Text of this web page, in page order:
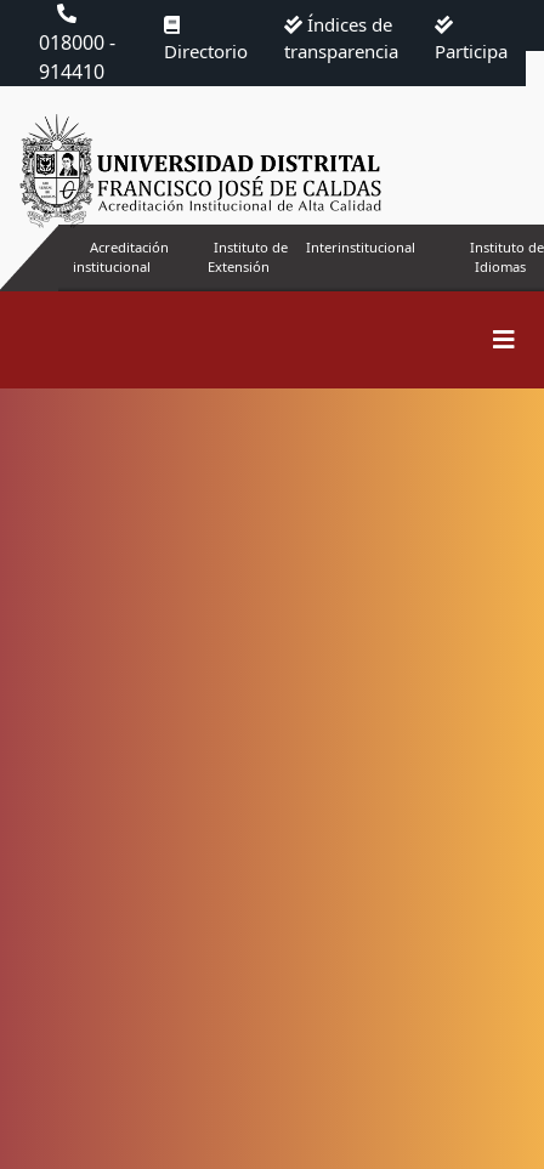
018000 -
914410
Directorio
Índices de
transparencia
Participa
Acreditación
institucional
Instituto de
Extensión
Interinstitucional
Instituto de
Idiomas